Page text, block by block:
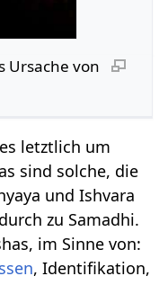
Ursache von
letztlich um
sind solche, die
und Ishvara
zu Samadhi.
im Sinne von:
, Identifikation,